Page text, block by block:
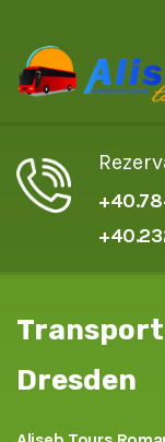
Transport
Dresden